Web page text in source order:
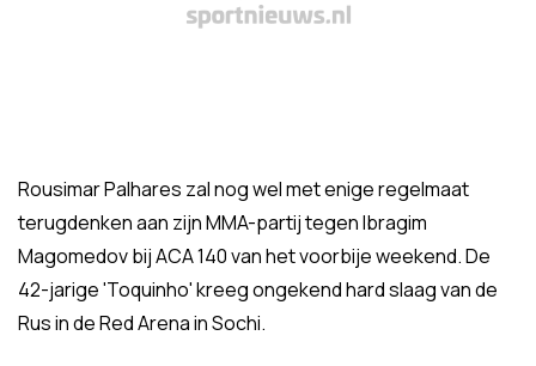
Rousimar Palhares zal nog wel met enige regelmaat
terugdenken aan zijn MMA-partij tegen Ibragim
Magomedov bij ACA 140 van het voorbije weekend. De
42-jarige 'Toquinho' kreeg ongekend hard slaag van de
Rus in de Red Arena in Sochi.